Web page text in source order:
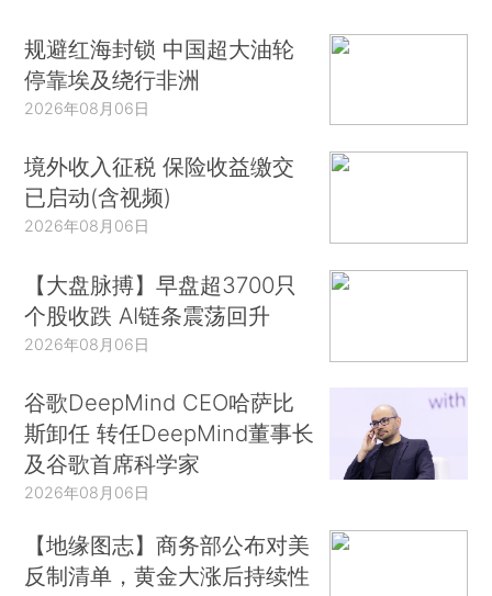
规避红海封锁 中国超大油轮
停靠埃及绕行非洲
2026年08月06日
境外收入征税 保险收益缴交
已启动(含视频)
2026年08月06日
【大盘脉搏】早盘超3700只
个股收跌 AI链条震荡回升
2026年08月06日
谷歌DeepMind CEO哈萨比
斯卸任 转任DeepMind董事长
及谷歌首席科学家
2026年08月06日
【地缘图志】商务部公布对美
反制清单，黄金大涨后持续性